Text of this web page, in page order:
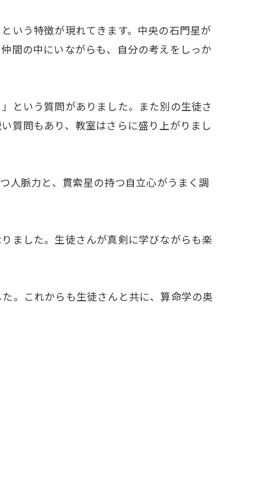
いう特徴が現れてきます。中央の石門星が
間の中にいながらも、自分の考えをしっか
という質問がありました。また別の生徒さ
質問もあり、教室はさらに盛り上がりまし
人脈力と、貫索星の持つ自立心がうまく調
ました。生徒さんが真剣に学びながらも楽
。これからも生徒さんと共に、算命学の奥